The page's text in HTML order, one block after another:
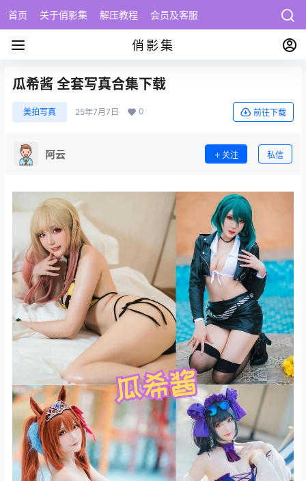
首页 关于俏影集 解压教程 会员及客服
俏影集
瓜希酱 全套写真合集下载
美拍写真 25年7月7日 0 前往下载
阿云 关注 私信